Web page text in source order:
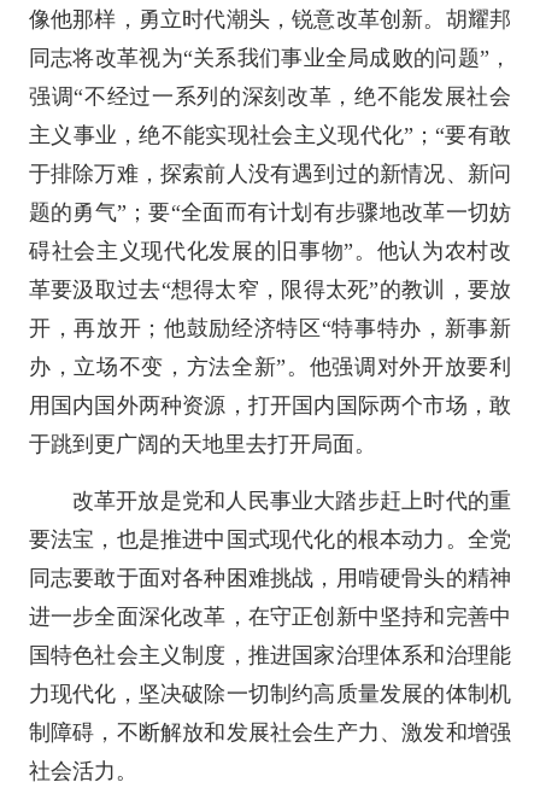
像他那样，勇立时代潮头，锐意改革创新。胡耀邦
同志将改革视为“关系我们事业全局成败的问题”，
强调“不经过一系列的深刻改革，绝不能发展社会
主义事业，绝不能实现社会主义现代化”；“要有敢
于排除万难，探索前人没有遇到过的新情况、新问
题的勇气”；要“全面而有计划有步骤地改革一切妨
碍社会主义现代化发展的旧事物”。他认为农村改
革要汲取过去“想得太窄，限得太死”的教训，要放
开，再放开；他鼓励经济特区“特事特办，新事新
办，立场不变，方法全新”。他强调对外开放要利
用国内国外两种资源，打开国内国际两个市场，敢
于跳到更广阔的天地里去打开局面。
改革开放是党和人民事业大踏步赶上时代的重
要法宝，也是推进中国式现代化的根本动力。全党
同志要敢于面对各种困难挑战，用啃硬骨头的精神
进一步全面深化改革，在守正创新中坚持和完善中
国特色社会主义制度，推进国家治理体系和治理能
力现代化，坚决破除一切制约高质量发展的体制机
制障碍，不断解放和发展社会生产力、激发和增强
社会活力。